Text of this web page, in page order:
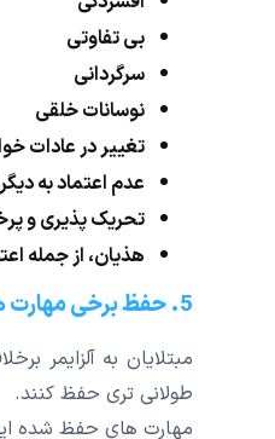
بی تفاوتی
سرگردانی
نوسانات خلقی
تغییر در عادات
عدم اعتماد به
تحریک پذیری و
هذیان، از جمله
5. حفظ برخی مهارت های ذهنی
مبتلایان به آلزایمر
طولانی تری حفظ کنند.
مهارت های حفظ شده